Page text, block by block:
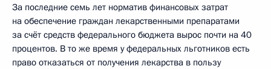
За последние семь лет норматив финансовых затрат
на обеспечение граждан лекарственными препаратами
за счёт средств федерального бюджета вырос почти на 40
процентов. В то же время у федеральных льготников есть
право отказаться от получения лекарства в пользу